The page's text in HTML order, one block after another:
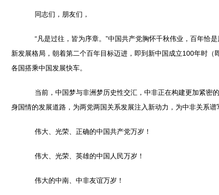
同志们，朋友们，
“凡是过往，皆为序章。”中国共产党胸怀千秋伟业，百年恰是
新发展格局，朝着第二个百年目标迈进，即到新中国成立100年时
各国搭乘中国发展快车。
当前，中国梦与非洲梦历史性交汇，中非正在构建更加紧密的
身国情的发展道路，为两党两国关系发展注入新动力，为中非关系谱
伟大、光荣、正确的中国共产党万岁！
伟大、光荣、英雄的中国人民万岁！
伟大的中南、中非友谊万岁！